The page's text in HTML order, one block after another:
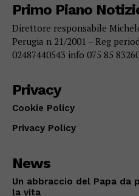
Primo Piano
Direttore responsabile
Perugia n 21/2001 – Reg
02487440543 info 075 85
Privacy
Cookie Policy
Privacy Policy
News
Un abbraccio del Papa
la vita